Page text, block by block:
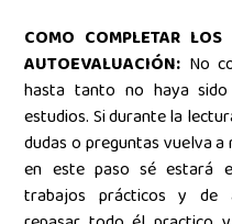
COMO COMPLETAR
AUTOEVALUACIÓN: No
hasta tanto no haya
estudios. Si durante la
dudas o preguntas vuelva
en este paso sé estará
trabajos prácticos y de